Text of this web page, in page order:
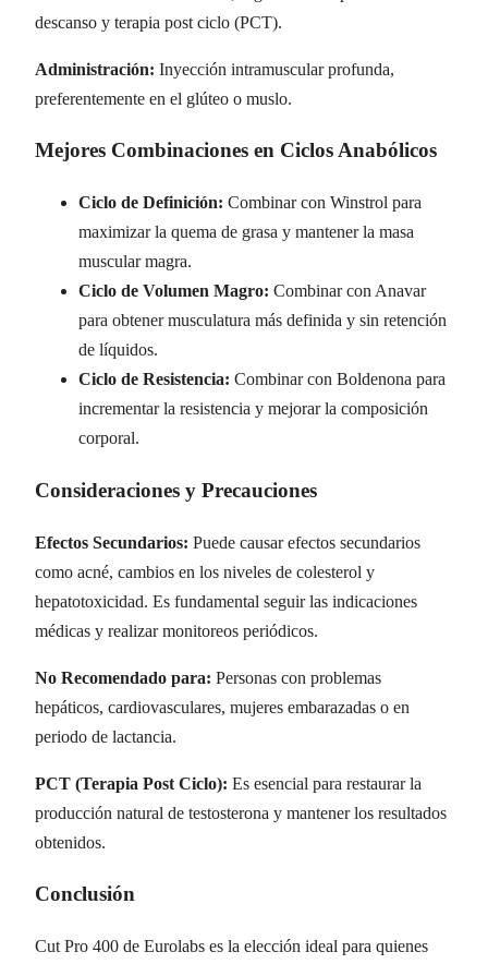
descanso y terapia post ciclo (PCT).
Administración: Inyección intramuscular profunda,
preferentemente en el glúteo o muslo.
Mejores Combinaciones en Ciclos Anabólicos
Ciclo de Definición: Combinar con Winstrol para
maximizar la quema de grasa y mantener la masa
muscular magra.
Ciclo de Volumen Magro: Combinar con Anavar
para obtener musculatura más definida y sin retención
de líquidos.
Ciclo de Resistencia: Combinar con Boldenona para
incrementar la resistencia y mejorar la composición
corporal.
Consideraciones y Precauciones
Efectos Secundarios: Puede causar efectos secundarios
como acné, cambios en los niveles de colesterol y
hepatotoxicidad. Es fundamental seguir las indicaciones
médicas y realizar monitoreos periódicos.
No Recomendado para: Personas con problemas
hepáticos, cardiovasculares, mujeres embarazadas o en
periodo de lactancia.
PCT (Terapia Post Ciclo): Es esencial para restaurar la
producción natural de testosterona y mantener los resultados
obtenidos.
Conclusión
Cut Pro 400 de Eurolabs es la elección ideal para quienes